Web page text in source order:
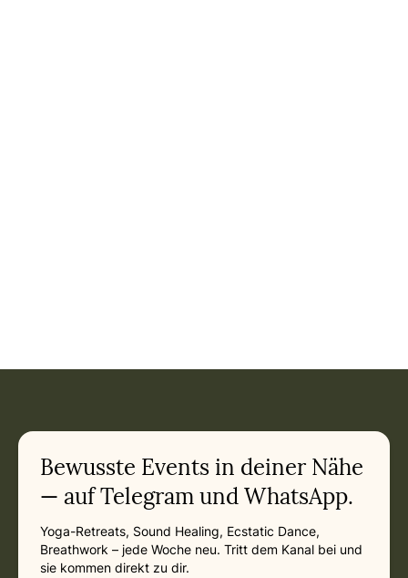
Related appointments
Bewusste Events in deiner Nähe
— auf Telegram und WhatsApp.
Yoga-Retreats, Sound Healing, Ecstatic Dance,
Breathwork – jede Woche neu. Tritt dem Kanal bei und
sie kommen direkt zu dir.